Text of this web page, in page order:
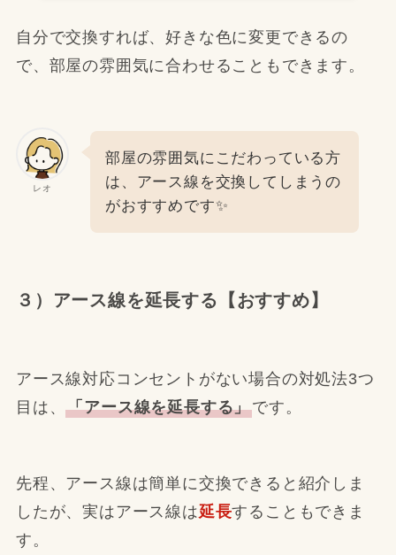
自分で交換すれば、好きな色に変更できるの
で、部屋の雰囲気に合わせることもできます。
レオ
部屋の雰囲気にこだわっている方
は、アース線を交換してしまうの
がおすすめです✨
３）アース線を延長する【おすすめ】
アース線対応コンセントがない場合の対処法3つ
目は、「アース線を延長する」です。
先程、アース線は簡単に交換できると紹介しま
したが、実はアース線は延長することもできま
す。